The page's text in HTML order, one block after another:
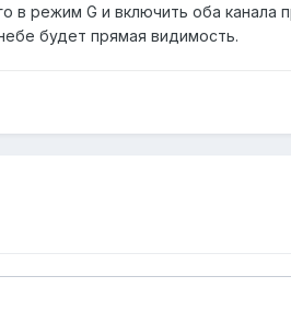
в режим G и включить оба
будет прямая видимость.